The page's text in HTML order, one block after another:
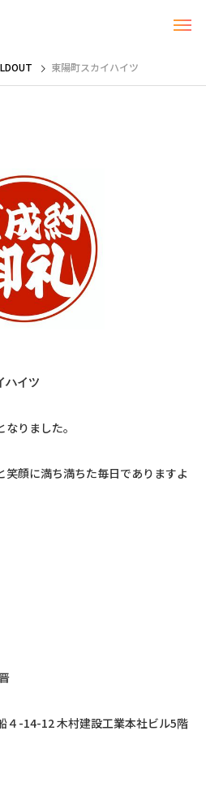
東陽町スカイハイツ
ハイツ
りました。
笑顔に満ち満ちた毎日でありますよ
４-14-12 木村建設工業本社ビル5階